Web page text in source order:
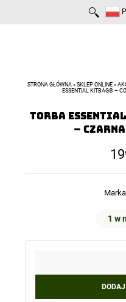
STRONA GŁÓWNA » SKLEP ONLINE »
ESSENTIAL KITBAG® –
Torba
–
1 w